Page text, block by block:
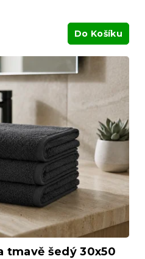
Do Košíku
tmavě šedý 30x50